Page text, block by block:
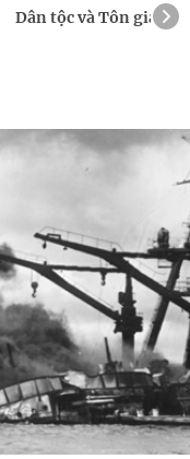
Dân tộc và Tôn giáo